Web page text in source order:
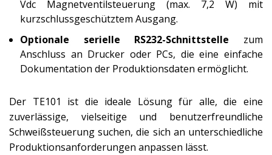
Vdc Magnetventilsteuerung (max. 7,2 W) mit
kurzschlussgeschütztem Ausgang.
Optionale serielle RS232-Schnittstelle zum
Anschluss an Drucker oder PCs, die eine einfache
Dokumentation der Produktionsdaten ermöglicht.
Der TE101 ist die ideale Lösung für alle, die eine
zuverlässige, vielseitige und benutzerfreundliche
Schweißsteuerung suchen, die sich an unterschiedliche
Produktionsanforderungen anpassen lässt.